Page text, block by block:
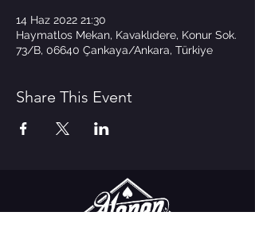
14 Haz 2022 21:30
Haymatlos Mekan, Kavaklıdere, Konur Sok.
73/B, 06640 Çankaya/Ankara, Türkiye
Share This Event